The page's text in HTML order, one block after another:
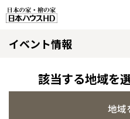
脱炭素・檜の家
環境にやさしい、脱炭素社会
選ばれる理由
イベント情報
該当する地域を
地域